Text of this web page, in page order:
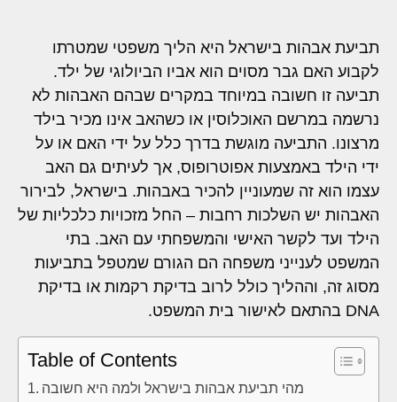
תביעת אבהות בישראל היא הליך משפטי שמטרתו
לקבוע האם גבר מסוים הוא אביו הביולוגי של ילד.
תביעה זו חשובה במיוחד במקרים שבהם האבהות לא
נרשמה במרשם האוכלוסין או כשהאב אינו מכיר בילד
מרצונו. התביעה מוגשת בדרך כלל על ידי האם או על
ידי הילד באמצעות אפוטרופוס, אך לעיתים גם האב
עצמו הוא זה שמעוניין להכיר באבהות. בישראל, לבירור
האבהות יש השלכות רחבות – החל מזכויות כלכליות של
הילד ועד לקשר האישי והמשפחתי עם האב. בתי
המשפט לענייני משפחה הם הגורם שמטפל בתביעות
מסוג זה, וההליך כולל לרוב בדיקת רקמות או בדיקת
DNA בהתאם לאישור בית המשפט.
Table of Contents
מהי תביעת אבהות בישראל ולמה היא חשובה